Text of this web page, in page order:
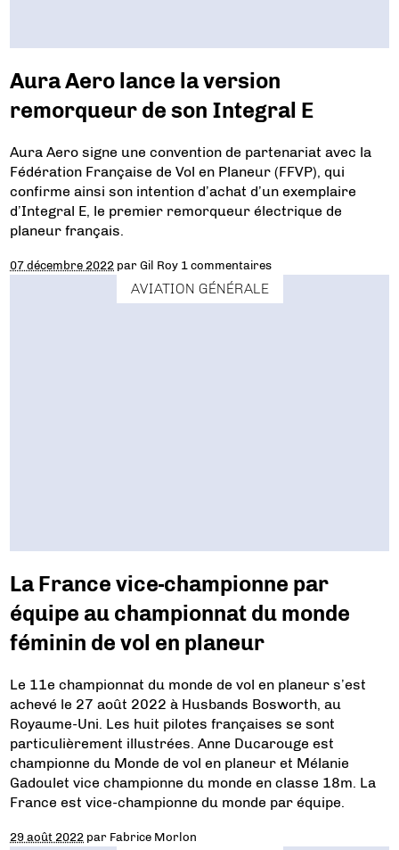
Aura Aero lance la version
remorqueur de son Integral E
Aura Aero signe une convention de partenariat avec la
Fédération Française de Vol en Planeur (FFVP), qui
confirme ainsi son intention d’achat d’un exemplaire
d’Integral E, le premier remorqueur électrique de
planeur français.
07 décembre 2022 parGil Roy 1 commentaires
AVIATION GÉNÉRALE
La France vice-championne par
équipe au championnat du monde
féminin de vol en planeur
Le 11e championnat du monde de vol en planeur s’est
achevé le 27 août 2022 à Husbands Bosworth, au
Royaume-Uni. Les huit pilotes françaises se sont
particulièrement illustrées. Anne Ducarouge est
championne du Monde de vol en planeur et Mélanie
Gadoulet vice championne du monde en classe 18m. La
France est vice-championne du monde par équipe.
29 août 2022 par Fabrice Morlon